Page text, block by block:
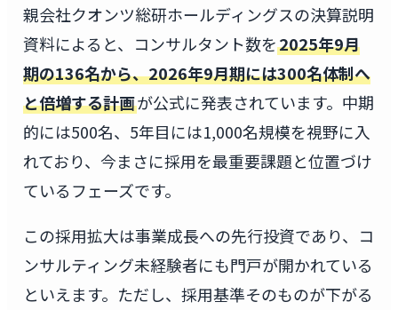
親会社クオンツ総研ホールディングスの決算説明
資料によると、コンサルタント数を2025年9月
期の136名から、2026年9月期には300名体制へ
と倍増する計画が公式に発表されています。中期
的には500名、5年目には1,000名規模を視野に入
れており、今まさに採用を最重要課題と位置づけ
ているフェーズです。
この採用拡大は事業成長への先行投資であり、コ
ンサルティング未経験者にも門戸が開かれている
といえます。ただし、採用基準そのものが下がる